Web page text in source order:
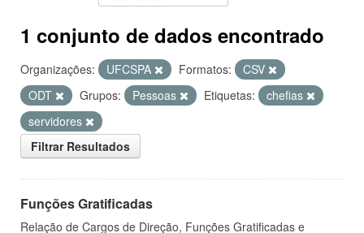
1 conjunto de dados encontrado
Organizações: UFCSPA Formatos:
CSV
ODT
Grupos: Pessoas Etiquetas:
chefias
servidores
Filtrar Resultados
Funções Gratificadas
Relação de Cargos de Direção, Funções Gratificadas e